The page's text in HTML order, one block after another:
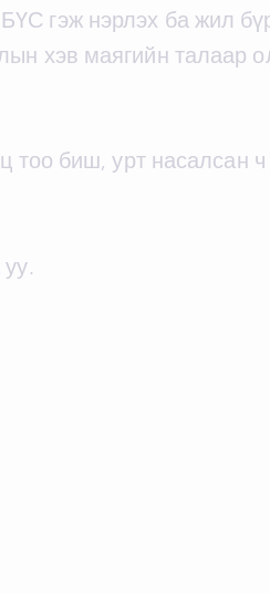
гэж нэрлэх ба жил
хэв маягийн талаар
тоо биш, урт насалсан